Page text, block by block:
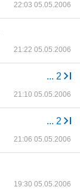
22:03 05.05.2006
21:22 05.05.2006
... 2
21:10 05.05.2006
... 2
21:06 05.05.2006
19:30 05.05.2006